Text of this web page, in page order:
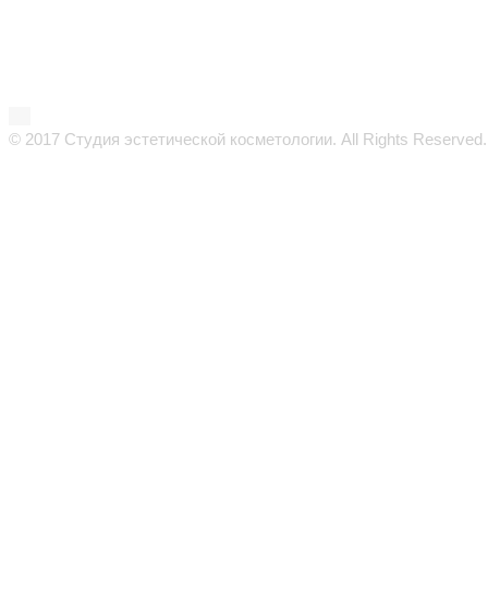
© 2017 Студия эстетической косметологии. All Rights Reserved.